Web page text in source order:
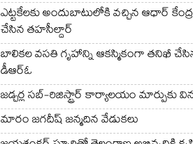
ఎట్టకేలకు అందుబాటులోకి వచ్చిన ఆధార్
చేసిన తహసీల్దార్
బాలికల వసతి గృహాన్ని ఆకస్మికంగా తనిఖీ
డీఆర్ఓ
జడ్చర్ల సబ్-రిజిస్ట్రార్ కార్యాలయం మార్పుకు
మారం జగదీష్ జన్మదిన వేడుకలు